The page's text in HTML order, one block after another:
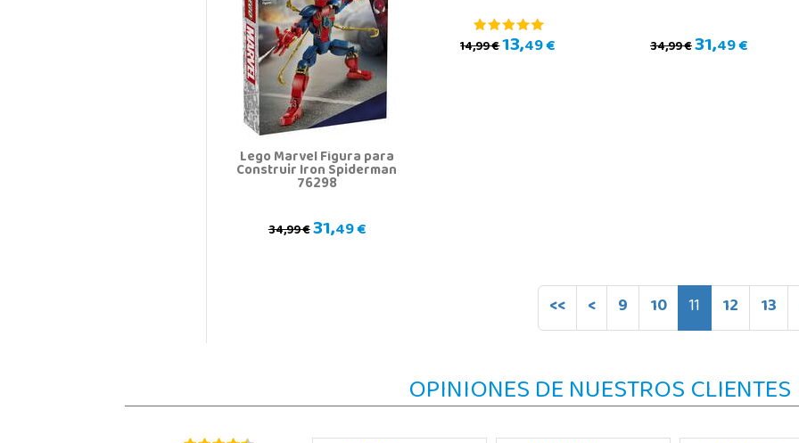
Lego Marvel Figura para
Construir Iron Spiderman
76298
34,99 €31,49 €
14,99 €13,49 € 34,99 €31,49 €
<< < 9 10 11 12 13
OPINIONES DE NUESTROS CLIENTES